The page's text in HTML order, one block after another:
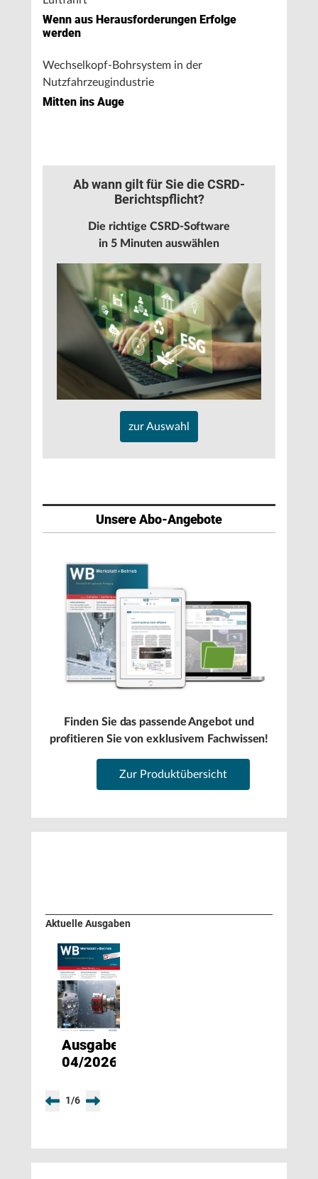
Wenn aus Herausforderungen Erfolge
werden
Wechselkopf-Bohrsystem in der
Nutzfahrzeugindustrie
Mitten ins Auge
Ab wann gilt für Sie die CSRD-
Berichtspflicht?
Die richtige CSRD-Software
in 5 Minuten auswählen
zur Auswahl
Unsere Abo-Angebote
Finden Sie das passende Angebot und
profitieren Sie von exklusivem Fachwissen!
Zur Produktübersicht
Aktuelle Ausgaben
Ausgabe
04/2026
1/6